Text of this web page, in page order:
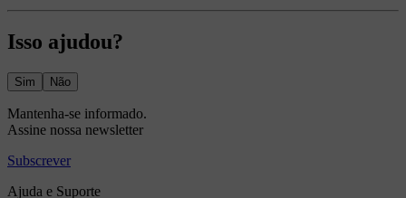
Isso ajudou?
Sim Não